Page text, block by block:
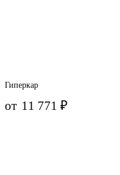
Гиперкар
от 11 771₽